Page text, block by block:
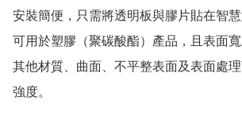
安裝簡便，只需將透明板與膠片貼在智慧
可用於塑膠（聚碳酸酯）產品，且表面寬
其他材質、曲面、不平整表面及表面處
強度。